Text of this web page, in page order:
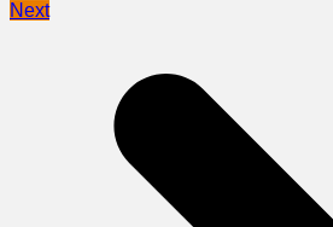
Next